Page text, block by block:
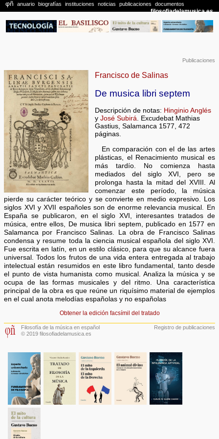
Publicaciones
Francisco de Salinas
De musica libri septem
Descripción de notas: Hinginio Anglés
yJosé Subirá. Excudebat Mathias
Gastius, Salamanca 1577, 472
páginas.
En comparación con el de las artes
plásticas, el Renacimiento musical es
más tardío. No comienza hasta
mediados del siglo XVI, pero se
prolonga hasta la mitad del XVIII. Al
comenzar este período, la música
pierde su carácter teórico y se convierte en medio expresivo. Los
siglos XVI y XVII españoles son de enorme relevancia musical. En
España se publicaron, en el siglo XVI, interesantes tratados de
música, entre ellos, De musica libri septem, publicado en 1577 en
Salamanca por Francisco Salinas. La obra de Francisco Salinas
condensa y resume toda la ciencia musical española del siglo XVI.
Fue escrita en latín, en un estilo clásico, para que su alcance fuera
universal. Todos los frutos de una vida entera entregada al trabajo
intelectual están resumidos en este libro fundamental, tanto desde
el punto de vista humanista como musical. Analiza la música y se
ocupa de las formas musicales y del ritmo. Una característica
principal de la obra es que reúne un riquísimo material de ejemplos
en el cual anota melodías españolas y no españolas
Obtener la edición facsímil del tratado
Filosofía de la música en español
© 2019 filosofiadelamusica.es
Registro de publicaciones